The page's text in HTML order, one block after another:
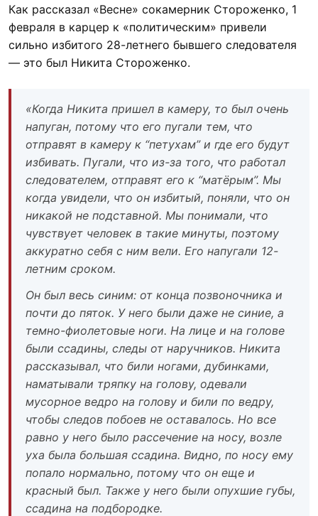
Как рассказал «Весне» сокамерник Стороженко, 1
февраля в карцер к «политическим» привели
сильно избитого 28-летнего бывшего следователя
— это был Никита Стороженко.
«Когда Никита пришел в камеру, то был очень
напуган, потому что его пугали тем, что
отправят в камеру к “петухам” и где его будут
избивать. Пугали, что из-за того, что работал
следователем, отправят его к “матёрым”. Мы
когда увидели, что он избитый, поняли, что он
никакой не подставной. Мы понимали, что
чувствует человек в такие минуты, поэтому
аккуратно себя с ним вели. Его напугали 12-
летним сроком.
Он был весь синим: от конца позвоночника и
почти до пяток. У него были даже не синие, а
темно-фиолетовые ноги. На лице и на голове
были ссадины, следы от наручников. Никита
рассказывал, что били ногами, дубинками,
наматывали тряпку на голову, одевали
мусорное ведро на голову и били по ведру,
чтобы следов побоев не оставалось. Но все
равно у него было рассечение на носу, возле
уха была большая ссадина. Видно, по носу ему
попало нормально, потому что он еще и
красный был. Также у него были опухшие губы,
ссадина на подбородке.